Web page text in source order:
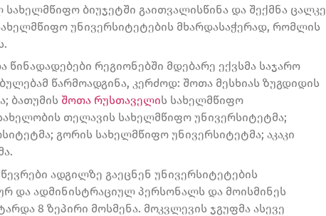
სახელმწიფო ბიუჯეტში გაითვალისწინა და შექმნა ცალკე
უნივერსიტეტების მხარდასაჭერად, რომლის
რეგიონებში მდებარე ექვსმა საჯარო
წარმოადგინა, კერძოდ: შოთა მესხიას ზუგდიდის
ბათუმის შოთა რუსთაველის სახელმწიფო
თელავის სახელმწიფო უნივერსიტეტმა;
გორის სახელმწიფო უნივერსიტეტმა; აკაკი
ადგილზე გაეცნენ უნივერსიტეტების
და ადმინისტრაციულ პერსონალს და მოისმინეს
8 ზეპირი მოსმენა. მოკვლევის ჯგუფმა ასევე